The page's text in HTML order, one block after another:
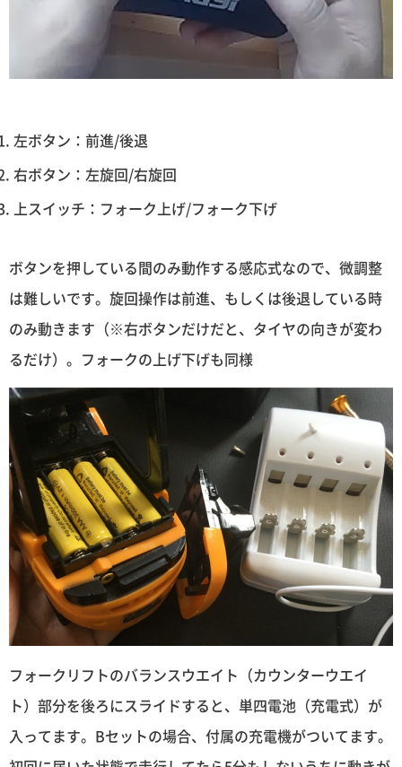
左ボタン：前進/後退
右ボタン：左旋回/右旋回
上スイッチ：フォーク上げ/フォーク下げ
ボタンを押している間のみ動作する感応式なので、微調整
は難しいです。旋回操作は前進、もしくは後退している時
のみ動きます（※右ボタンだけだと、タイヤの向きが変わ
るだけ）。フォークの上げ下げも同様
フォークリフトのバランスウエイト（カウンターウエイ
ト）部分を後ろにスライドすると、単四電池（充電式）が
入ってます。Bセットの場合、付属の充電機がついてます。